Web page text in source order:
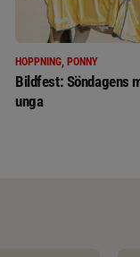
HOPPNING, PONNY
Bildfest: Söndagens
unga